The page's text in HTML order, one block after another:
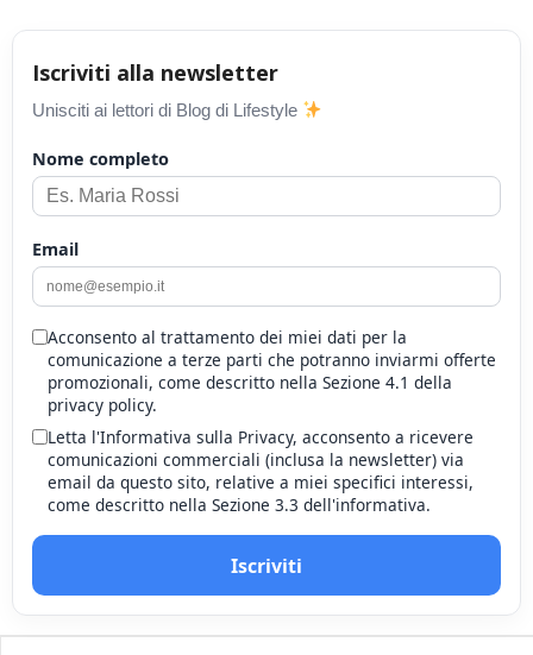
Iscriviti alla newsletter
Unisciti ai lettori di Blog di Lifestyle
Nome completo
Email
Acconsento al trattamento dei miei dati per la
comunicazione a terze parti che potranno inviarmi offerte
promozionali, come descritto nella Sezione 4.1 della
privacy policy.
Letta l'Informativa sulla Privacy, acconsento a ricevere
comunicazioni commerciali (inclusa la newsletter) via
email da questo sito, relative a miei specifici interessi,
come descritto nella Sezione 3.3 dell'informativa.
Iscriviti